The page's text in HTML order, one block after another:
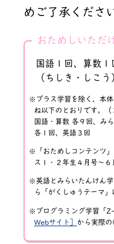
めご了承くださ
おためしいただ
国語１回、算数
（ちしき・しこ
プラス学習を除く、本
ね以下のとおりです。（
国語・算数 各９回、み
各１回、英語３回
「おためしコンテンツ
ス１・２年生４月号～６
英語とみらいたんけん
ら「がくしゅうテーマ」
プログラミング学習「
Webサイト］ から実際の